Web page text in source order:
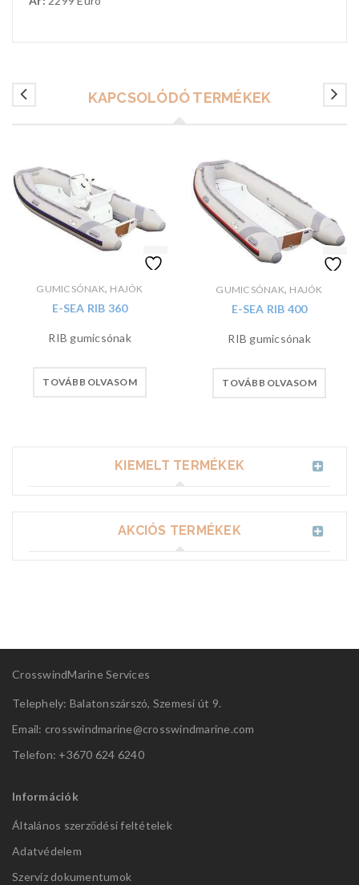
KAPCSOLÓDÓ TERMÉKEK
GUMICSÓNAK, HAJÓK
E-SEA RIB 360
RIB gumicsónak
TOVÁBB OLVASOM
GUMICSÓNAK, HAJÓK
E-SEA RIB 400
RIB gumicsónak
TOVÁBB OLVASOM
KIEMELT TERMÉKEK
AKCIÓS TERMÉKEK
CrosswindMarine Services
Telephely: Balatonszárszó, Szemesi út 9.
Email: crosswindmarine@crosswindmarine.com
Telefon: +3670 624 6240
Információk
Általános szerződési feltételek
Adatvédelem
Szerviz dokumentumok